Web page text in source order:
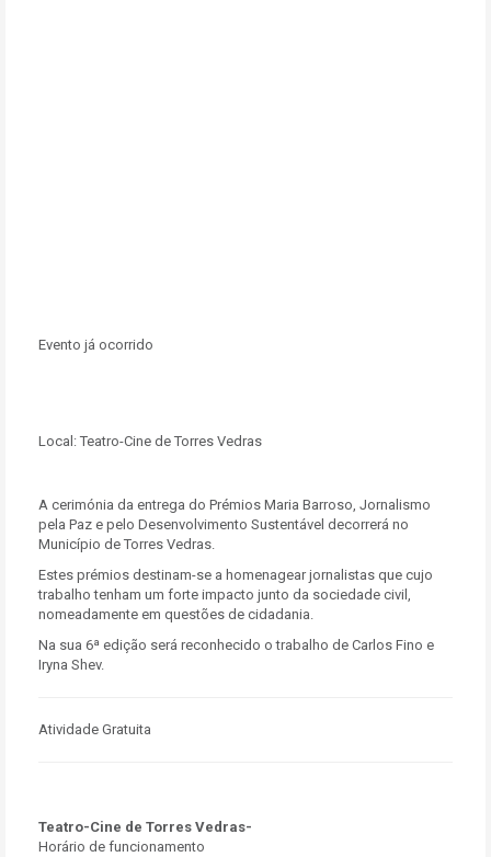
Evento já ocorrido
Local: Teatro-Cine de Torres Vedras
A cerimónia da entrega do Prémios Maria Barroso, Jornalismo
pela Paz e pelo Desenvolvimento Sustentável decorrerá no
Município de Torres Vedras.
Estes prémios destinam-se a homenagear jornalistas que cujo
trabalho tenham um forte impacto junto da sociedade civil,
nomeadamente em questões de cidadania.
Na sua 6ª edição será reconhecido o trabalho de Carlos Fino e
Iryna Shev.
Atividade Gratuita
Teatro-Cine de Torres Vedras-
Horário de funcionamento